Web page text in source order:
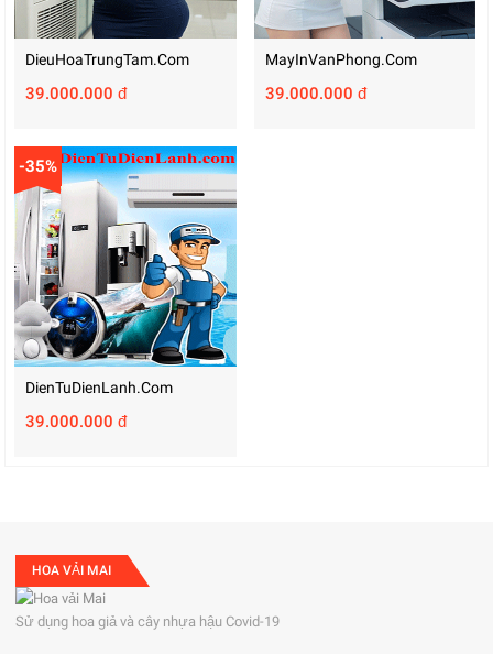
DieuHoaTrungTam.com
39.000.000 đ
MayInVanPhong.com
39.000.000 đ
-35%
DienTuDienLanh.com
39.000.000 đ
HOA VẢI MAI
Sử dụng hoa giả và cây nhựa hậu Covid-19